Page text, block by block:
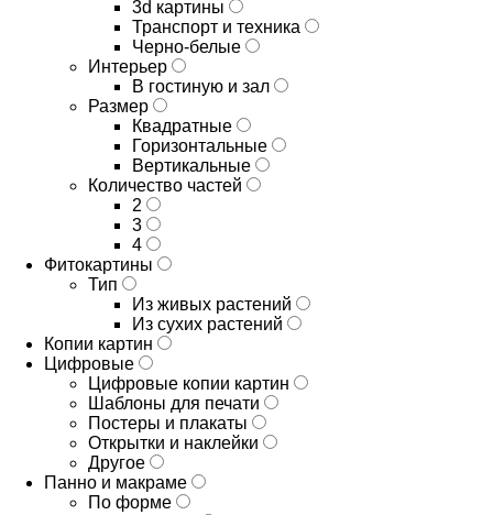
3d картины
Транспорт и техника
Черно-белые
Интерьер
В гостиную и зал
Размер
Квадратные
Горизонтальные
Вертикальные
Количество частей
2
3
4
Фитокартины
Тип
Из живых растений
Из сухих растений
Копии картин
Цифровые
Цифровые копии картин
Шаблоны для печати
Постеры и плакаты
Открытки и наклейки
Другое
Панно и макраме
По форме